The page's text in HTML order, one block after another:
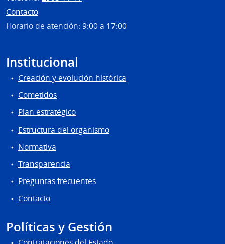
Contacto
Horario de atención: 9:00 a 17:00
Institucional
Creación y evolución histórica
Cometidos
Plan estratégico
Estructura del organismo
Normativa
Transparencia
Preguntas frecuentes
Contacto
Políticas y Gestión